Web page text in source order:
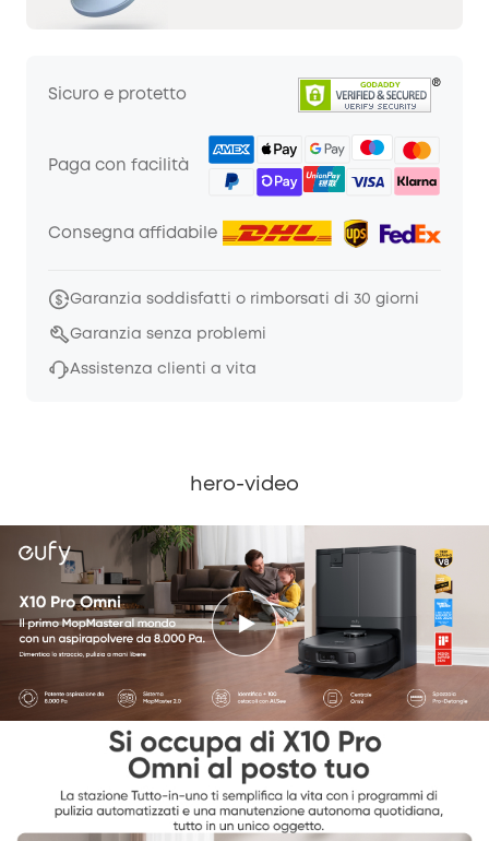
Sicuro e protetto
Paga con facilità
Consegna affidabile
Garanzia soddisfatti o rimborsati di 30 giorni
Garanzia senza problemi
Assistenza clienti a vita
hero-video